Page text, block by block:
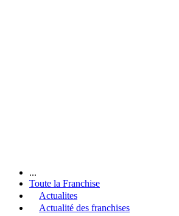
...
Toute la Franchise
Actualites
Actualité des franchises